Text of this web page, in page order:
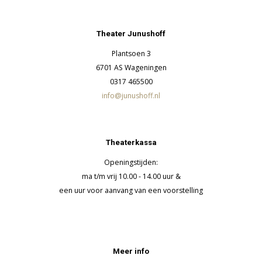
Theater Junushoff
Plantsoen 3
6701 AS Wageningen
0317 465500
info@junushoff.nl
Theaterkassa
Openingstijden:
ma t/m vrij 10.00 - 14.00 uur &
een uur voor aanvang van een voorstelling
Meer info